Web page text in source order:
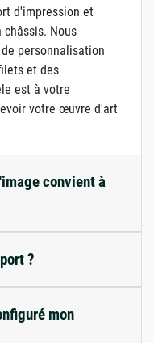
d'impression et
Nous
personnalisation
et des
est à votre
votre œuvre d'art
convient à
?
mon